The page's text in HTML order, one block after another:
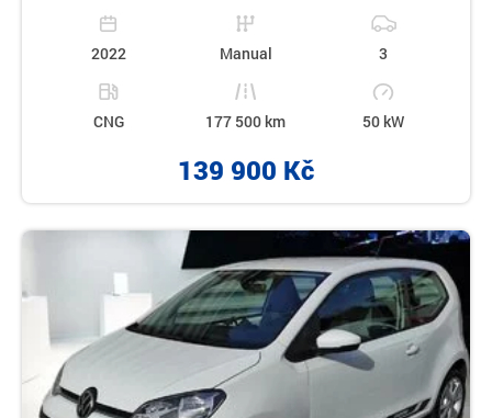
2022 Manual 3
CNG 177 500 km 50 kW
139 900 Kč